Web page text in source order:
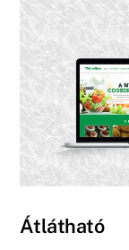
Átlátható